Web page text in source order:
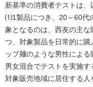
新基準の消費者テストは、
⑴1製品につき、20～60代
象となるのは、西友の主
つ、対象製品を日常的に
ップ麺のような男性によ
男女混合でテストを実施す
対象販売地域に居住する人